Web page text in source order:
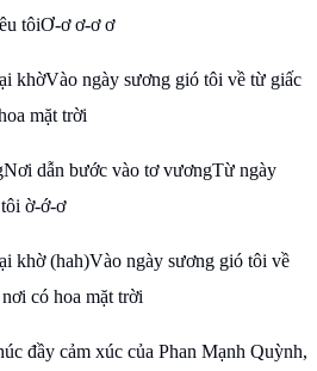
tôiƠ-ơ ơ-ơ ơ
khờVào ngày sương gió tôi về từ giấc
mặt trời
dẫn bước vào tơ vươngTừ ngày
ờ-ớ-ơ
khờ (hah)Vào ngày sương gió tôi về
có hoa mặt trời
đầy cảm xúc của Phan Mạnh Quỳnh,